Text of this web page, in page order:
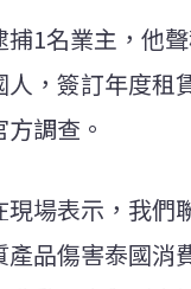
捕1名業主，他
人，簽訂年度租
調查。
現場表示，我們
品傷害泰國消